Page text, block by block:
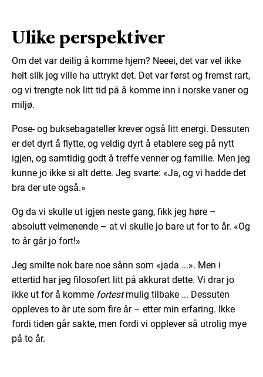
Ulike perspektiver
Om det var deilig å komme hjem? Neeei, det var vel ikke
helt slik jeg ville ha uttrykt det. Det var først og fremst rart,
og vi trengte nok litt tid på å komme inn i norske vaner og
miljø.
Pose- og buksebagateller krever også litt energi. Dessuten
er det dyrt å flytte, og veldig dyrt å etablere seg på nytt
igjen, og samtidig godt å treffe venner og familie. Men jeg
kunne jo ikke si alt dette. Jeg svarte: «Ja, og vi hadde det
bra der ute også.»
Og da vi skulle ut igjen neste gang, fikk jeg høre –
absolutt velmenende – at vi skulle jo bare ut for to år. «Og
to år går jo fort!»
Jeg smilte nok bare noe sånn som «jada ...». Men i
ettertid har jeg filosofert litt på akkurat dette. Vi drar jo
ikke ut for å komme fortestmulig tilbake ... Dessuten
oppleves to år ute som fire år – etter min erfaring. Ikke
fordi tiden går sakte, men fordi vi opplever så utrolig mye
på to år.